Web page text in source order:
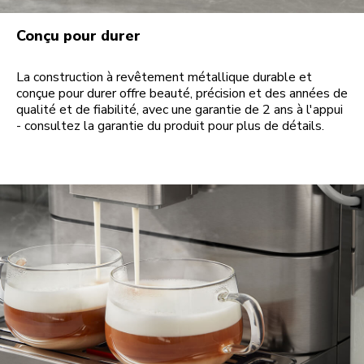
Conçu pour durer
La construction à revêtement métallique durable et
conçue pour durer offre beauté, précision et des années de
qualité et de fiabilité, avec une garantie de 2 ans à l'appui
- consultez la garantie du produit pour plus de détails.